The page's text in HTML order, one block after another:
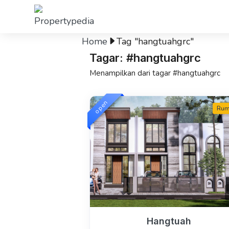
Home Tag "hangtuahgrc"
Tagar: #hangtuahgrc
Menampilkan dari tagar #hangtuahgrc
open
Hangtuah